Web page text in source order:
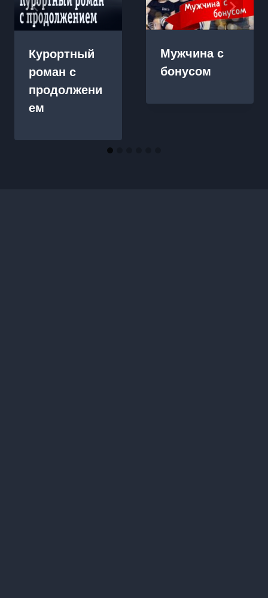
Курортный
роман с
продолжени
ем
Мужчина с
бонусом